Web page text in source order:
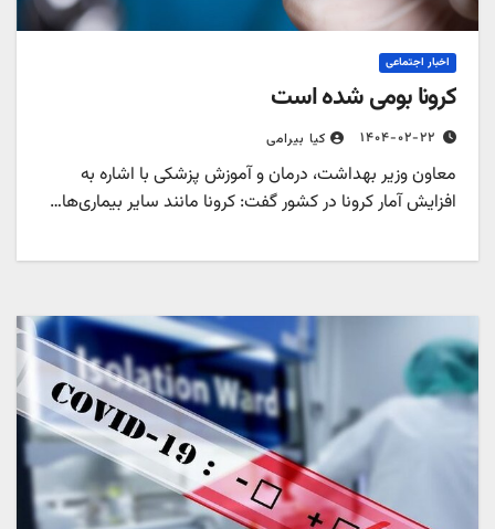
اخبار اجتماعی
کرونا بومی شده است
۱۴۰۴-۰۲-۲۲ کیا بیرامی
معاون وزیر بهداشت، درمان و آموزش پزشکی با اشاره به
افزایش آمار کرونا در کشور گفت: کرونا مانند سایر بیماری‌ها…